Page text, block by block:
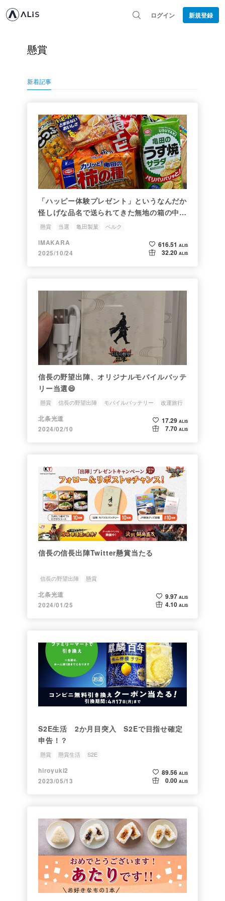
ログイン 新規登録
懸賞
新着記事
「ハッピー体験プレゼント」というなんだか
怪しげな品名で送られてきた無地の箱の中身
は…【亀田製菓×ベルク】
懸賞 当選 亀田製菓 ベルク
IMAKARA
2025/10/24
616.51 ALIS
32.20 ALIS
信長の野望出陣、オリジナルモバイルバッテ
リー当選😄
懸賞 信長の野望出陣 モバイルバッテリー 改運旅行
北条光道
2024/02/10
17.29 ALIS
7.70 ALIS
信長の信長出陣Twitter懸賞当たる
信長の野望出陣 懸賞
北条光道
2024/01/25
9.97 ALIS
4.10 ALIS
S2E生活 2か月目突入 S2Eで目指せ確定
申告！？
懸賞 懸賞生活 S2E
hiroyuki2
2023/05/13
89.56 ALIS
0.00 ALIS